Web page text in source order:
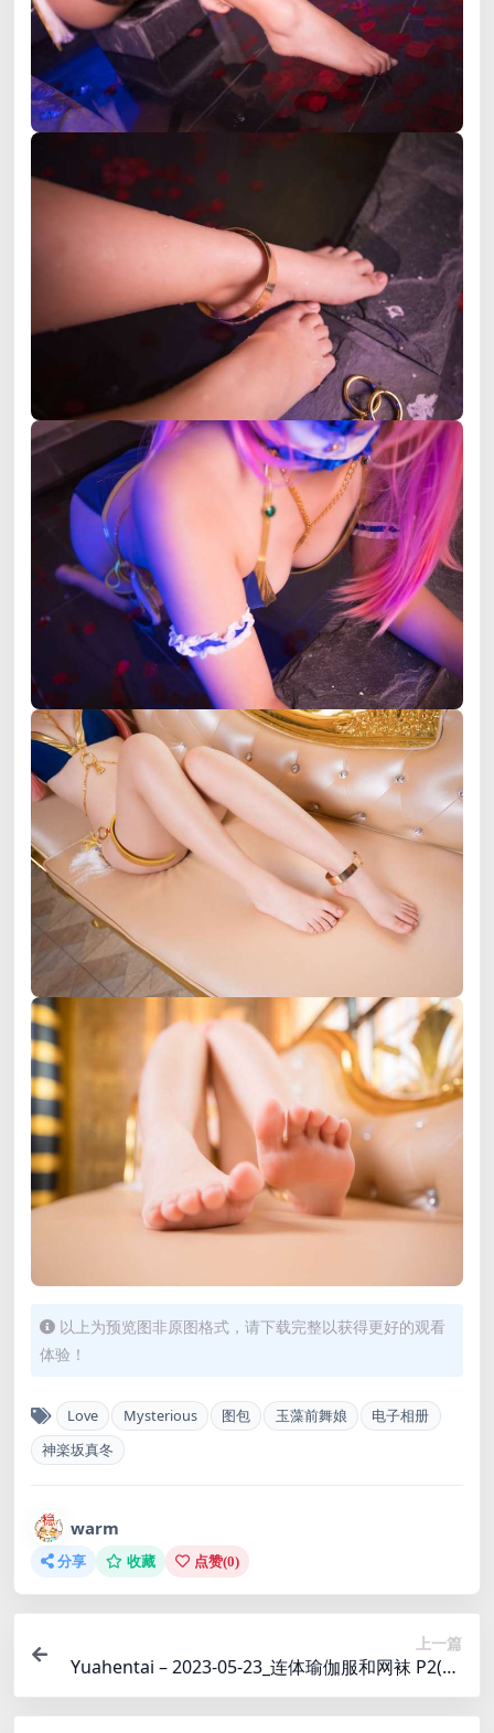
以上为预览图非原图格式，请下载完整以获得更好的观看
体验！
Love Mysterious 图包 玉藻前舞娘
电子相册
神楽坂真冬
warm
分享 收藏 点赞(0)
上一篇
Yuahentai – 2023-05-23_连体瑜伽服和网袜 P2(27